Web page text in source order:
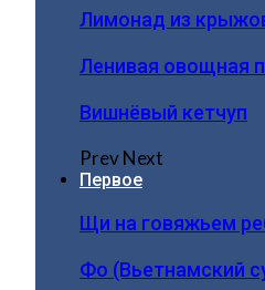
Лимонад из
Ленивая овощная
Вишнёвый кетчуп
PrevNext
Первое
Щи на говяжьем
Фо (Вьетнамский